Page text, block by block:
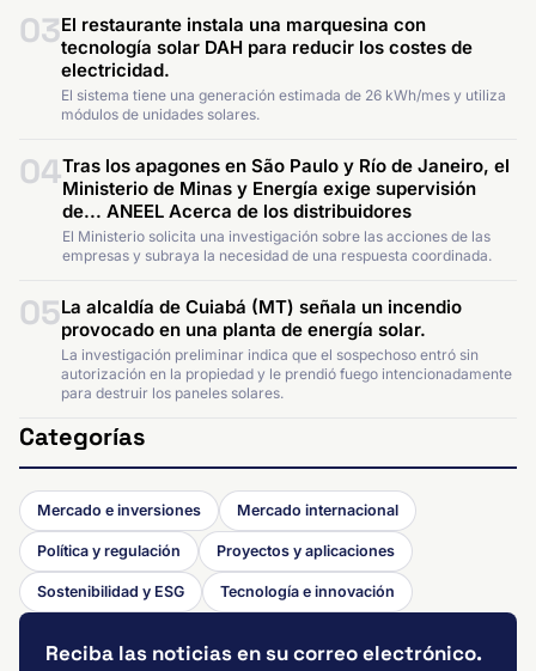
03El restaurante instala una marquesina con
tecnología solar DAH para reducir los costes de
electricidad.
El sistema tiene una generación estimada de 26 kWh/mes y utiliza
módulos de unidades solares.
04Tras los apagones en São Paulo y Río de Janeiro, el
Ministerio de Minas y Energía exige supervisión
de... ANEEL Acerca de los distribuidores
El Ministerio solicita una investigación sobre las acciones de las
empresas y subraya la necesidad de una respuesta coordinada.
05La alcaldía de Cuiabá (MT) señala un incendio
provocado en una planta de energía solar.
La investigación preliminar indica que el sospechoso entró sin
autorización en la propiedad y le prendió fuego intencionadamente
para destruir los paneles solares.
Categorías
Mercado e inversiones Mercado internacional
Política y regulación Proyectos y aplicaciones
Sostenibilidad y ESG Tecnología e innovación
Reciba las noticias en su correo electrónico.